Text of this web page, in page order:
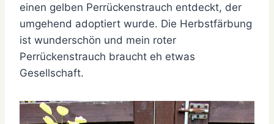
einen gelben Perrückenstrauch entdeckt, der
umgehend adoptiert wurde. Die Herbstfärbung
ist wunderschön und mein roter
Perrückenstrauch braucht eh etwas
Gesellschaft.